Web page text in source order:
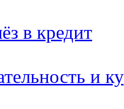
в кредит
и